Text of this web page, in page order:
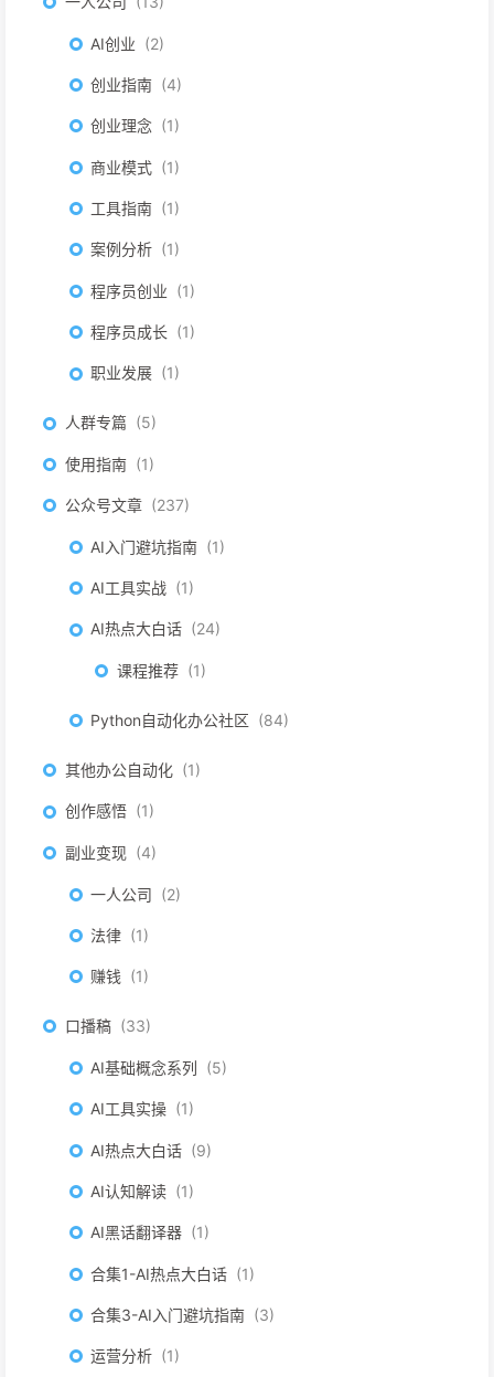
AI创业 2
创业指南 4
创业理念 1
商业模式 1
工具指南 1
案例分析 1
程序员创业 1
程序员成长 1
职业发展 1
人群专篇 5
使用指南 1
公众号文章 237
AI入门避坑指南 1
AI工具实战 1
AI热点大白话 24
课程推荐 1
Python自动化办公社区 84
其他办公自动化 1
创作感悟 1
副业变现 4
一人公司 2
法律 1
赚钱 1
口播稿 33
AI基础概念系列 5
AI工具实操 1
AI热点大白话 9
AI认知解读 1
AI黑话翻译器 1
合集1-AI热点大白话 1
合集3-AI入门避坑指南 3
运营分析 1